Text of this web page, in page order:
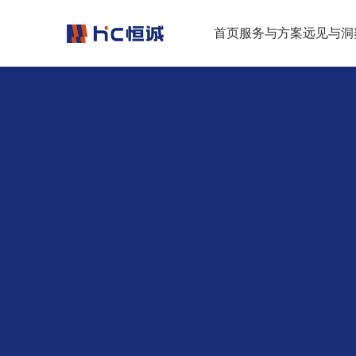
首页服务与方案远见与